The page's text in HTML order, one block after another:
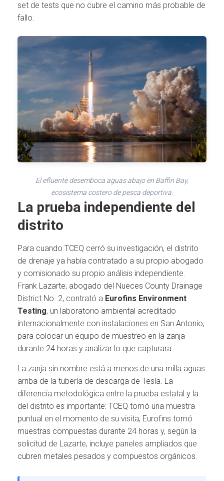
set de tests que no cubre el camino más probable de
fallo.
El efluente desemboca aguas abajo en Baffin Bay,
ecosistema costero de pesca deportiva.
La prueba independiente del
distrito
Para cuando TCEQ cerró su investigación, el distrito
de drenaje ya había contratado a su propio abogado
y comisionado su propio análisis independiente.
Frank Lazarte, abogado del Nueces County Drainage
District No. 2, contrató a Eurofins Environment
Testing, un laboratorio ambiental acreditado
internacionalmente con instalaciones en San Antonio,
para colocar un equipo de muestreo en la zanja
durante 24 horas y analizar lo que capturara.
La zanja sin nombre está a menos de una milla aguas
arriba de la tubería de descarga de Tesla. La
diferencia metodológica entre la prueba estatal y la
del distrito es importante: TCEQ tomó una muestra
puntual en el momento de su visita; Eurofins tomó
muestras compuestas durante 24 horas y, según la
solicitud de Lazarte, incluye paneles ampliados que
cubren metales pesados y compuestos orgánicos.